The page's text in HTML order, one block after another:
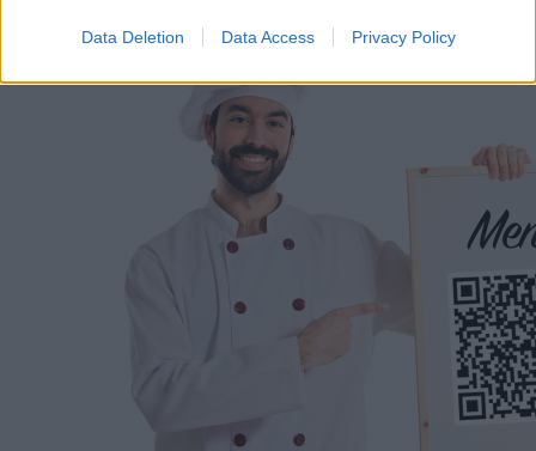
Data Deletion Data Access Privacy Policy